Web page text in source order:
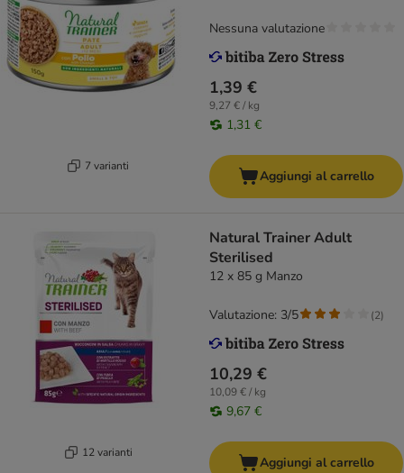
7 varianti
1,39 €
9,27 € / kg
1,31 €
Nessuna valutazione
Aggiungi al carrello
12 varianti
Natural Trainer Adult
Sterilised
12 x 85 g Manzo
10,29 €
10,09 € / kg
9,67 €
Valutazione: 3/5 (2)
Aggiungi al carrello